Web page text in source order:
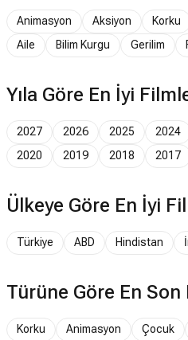
Animasyon Aksiyon Korku
Aile
Bilim Kurgu Gerilim
Yıla Göre En İyi
2027 2026 2025 2024
2020
2019 2018 2017
Ülkeye Göre En İyi
Türkiye ABD Hindistan
Türüne Göre En
Korku Animasyon Çocuk